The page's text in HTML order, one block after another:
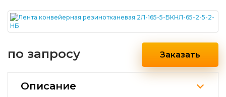
по запросу Заказать
Описание